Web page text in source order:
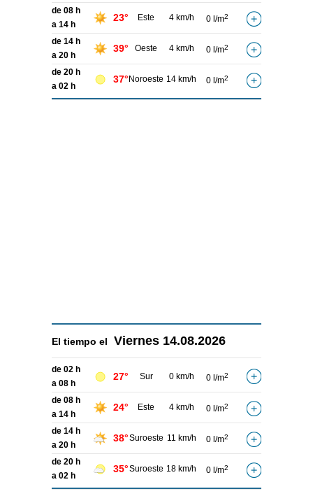
de 08 h
a 14 h
23° Este 4 km/h 0 l/m2
de 14 h
a 20 h
39° Oeste 4 km/h 0 l/m2
de 20 h
a 02 h
37° Noroeste 14 km/h 0 l/m2
El tiempo el Viernes 14.08.2026
de 02 h
a 08 h
27° Sur 0 km/h 0 l/m2
de 08 h
a 14 h
24° Este 4 km/h 0 l/m2
de 14 h
a 20 h
38°Suroeste 11 km/h 0 l/m2
de 20 h
a 02 h
35°Suroeste 18 km/h 0 l/m2